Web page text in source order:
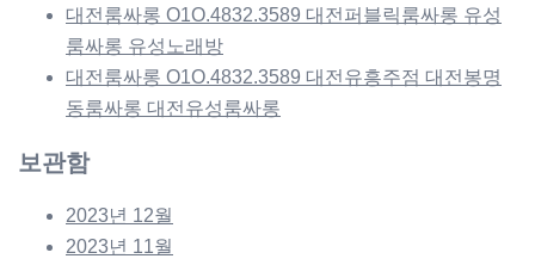
대전룸싸롱 O1O.4832.3589 대전퍼블릭룸싸롱 유성
룸싸롱 유성노래방
대전룸싸롱 O1O.4832.3589 대전유흥주점 대전봉명
동룸싸롱 대전유성룸싸롱
보관함
2023년 12월
2023년 11월